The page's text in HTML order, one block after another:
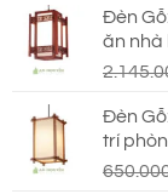
Đèn
ăn nhà
Đèn
trí